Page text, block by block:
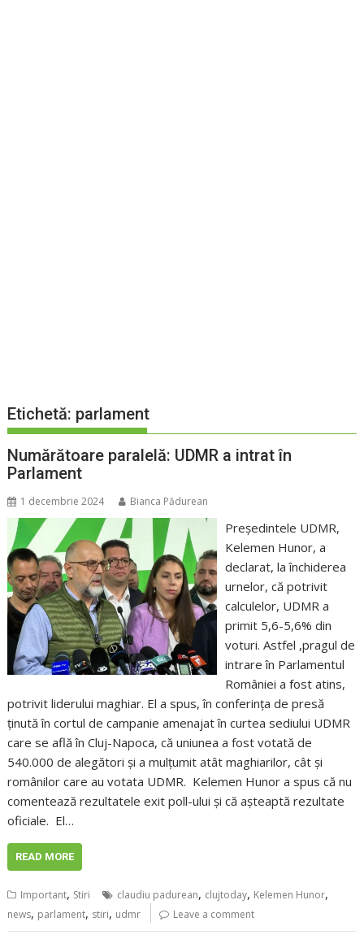
Etichetă: parlament
Numărătoare paralelă: UDMR a intrat în
Parlament
1 decembrie 2024 Bianca Pădurean
Președintele UDMR,
Kelemen Hunor, a
declarat, la închiderea
urnelor, că potrivit
calculelor, UDMR a
primit 5,6-5,6% din
voturi. Astfel ,pragul de
intrare în Parlamentul
României a fost atins,
potrivit liderului maghiar. El a spus, în conferința de presă
ținută în cortul de campanie amenajat în curtea sediului UDMR
care se află în Cluj-Napoca, că uniunea a fost votată de
540.000 de alegători și a mulțumit atât maghiarilor, cât și
românilor care au votata UDMR. Kelemen Hunor a spus că nu
comentează rezultatele exit poll-ului și că așteaptă rezultate
oficiale. El…
READ MORE
Important, Stiri claudiu padurean, clujtoday, Kelemen Hunor,
news, parlament, stiri, udmr Leave a comment